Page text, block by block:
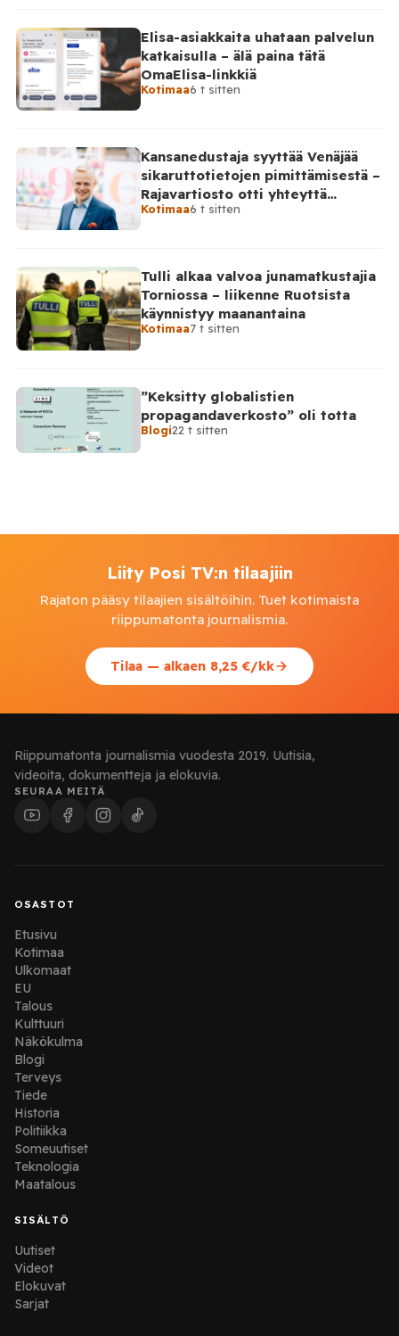
Elisa-asiakkaita uhataan palvelun
katkaisulla – älä paina tätä
OmaElisa-linkkiä
Kotimaa6 t sitten
Kansanedustaja syyttää Venäjää
sikaruttotietojen pimittämisestä –
Rajavartiosto otti yhteyttä
Venäjälle
Kotimaa6 t sitten
Tulli alkaa valvoa junamatkustajia
Torniossa – liikenne Ruotsista
käynnistyy maanantaina
Kotimaa7 t sitten
”Keksitty globalistien
propagandaverkosto” oli totta
Blogi22 t sitten
Liity Posi TV:n tilaajiin
Rajaton pääsy tilaajien sisältöihin. Tuet kotimaista
riippumatonta journalismia.
Tilaa — alkaen 8,25 €/kk
Riippumatonta journalismia vuodesta 2019. Uutisia,
videoita, dokumentteja ja elokuvia.
SEURAA MEITÄ
OSASTOT
Etusivu
Kotimaa
Ulkomaat
EU
Talous
Kulttuuri
Näkökulma
Blogi
Terveys
Tiede
Historia
Politiikka
Someuutiset
Teknologia
Maatalous
SISÄLTÖ
Uutiset
Videot
Elokuvat
Sarjat